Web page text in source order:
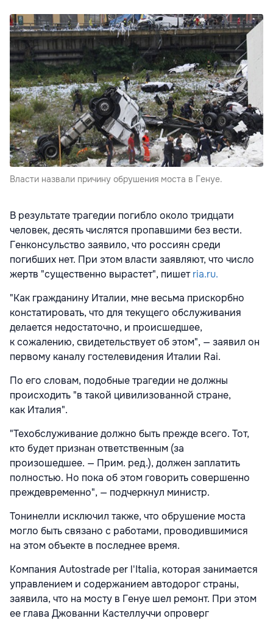
Власти назвали причину обрушения моста в Генуе.
В результате трагедии погибло около тридцати
человек, десять числятся пропавшими без вести.
Генконсульство заявило, что россиян среди
погибших нет. При этом власти заявляют, что число
жертв "существенно вырастет", пишетria.ru.
"Как гражданину Италии, мне весьма прискорбно
констатировать, что для текущего обслуживания
делается недостаточно, и происшедшее,
к сожалению, свидетельствует об этом", — заявил он
первому каналу гостелевидения Италии Rai.
По его словам, подобные трагедии не должны
происходить "в такой цивилизованной стране,
как Италия".
"Техобслуживание должно быть прежде всего. Тот,
кто будет признан ответственным (за
произошедшее. — Прим. ред.), должен заплатить
полностью. Но пока об этом говорить совершенно
преждевременно", — подчеркнул министр.
Тонинелли исключил также, что обрушение моста
могло быть связано с работами, проводившимися
на этом объекте в последнее время.
Компания Autostrade per l'Italia, которая занимается
управлением и содержанием автодорог страны,
заявила, что на мосту в Генуе шел ремонт. При этом
ее глава Джованни Кастеллуччи опроверг